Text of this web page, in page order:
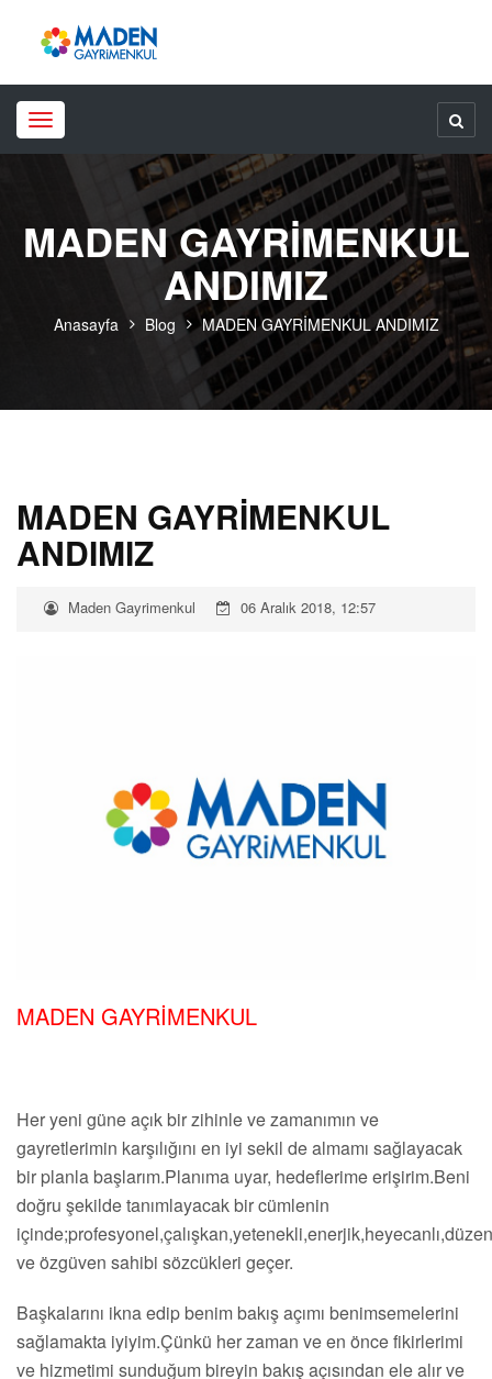
Toggle
navigation
MADEN GAYRİMENKUL
ANDIMIZ
Anasayfa Blog MADEN GAYRİMENKUL ANDIMIZ
MADEN GAYRİMENKUL
ANDIMIZ
Maden Gayrimenkul 06 Aralık 2018, 12:57
MADEN GAYRİMENKUL
Her yeni güne açık bir zihinle ve zamanımın ve
gayretlerimin karşılığını en iyi sekil de almamı sağlayacak
bir planla başlarım.Planıma uyar, hedeflerime erişirim.Beni
doğru şekilde tanımlayacak bir cümlenin
ve özgüven sahibi sözcükleri geçer.
Başkalarını ikna edip benim bakış açımı benimsemelerini
sağlamakta iyiyim.Çünkü her zaman ve en önce fikirlerimi
ve hizmetimi sunduğum bireyin bakış açısından ele alır ve